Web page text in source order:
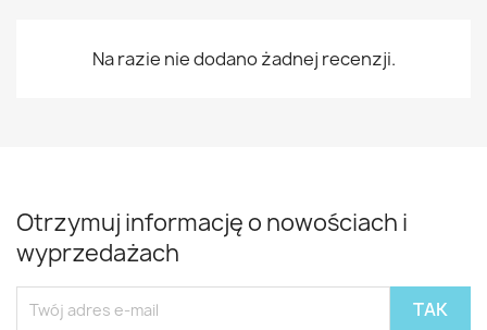
Na razie nie dodano żadnej recenzji.
Otrzymuj informację o nowościach i
wyprzedażach